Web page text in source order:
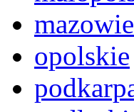
opolskie